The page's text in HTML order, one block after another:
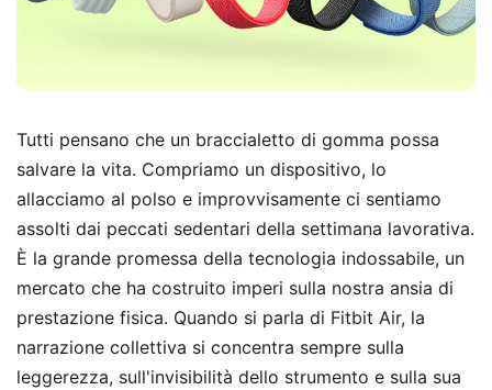
Tutti pensano che un braccialetto di gomma possa
salvare la vita. Compriamo un dispositivo, lo
allacciamo al polso e improvvisamente ci sentiamo
assolti dai peccati sedentari della settimana lavorativa.
È la grande promessa della tecnologia indossabile, un
mercato che ha costruito imperi sulla nostra ansia di
prestazione fisica. Quando si parla di Fitbit Air, la
narrazione collettiva si concentra sempre sulla
leggerezza, sull'invisibilità dello strumento e sulla sua